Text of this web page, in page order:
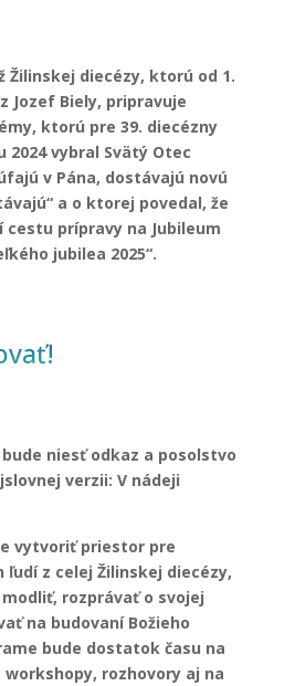
Žilinskej diecézy, ktorú od 1.
Jozef Biely, pripravuje
ktorú pre 39. diecézny
2024 vybral Svätý Otec
v Pána, dostávajú novú
a o ktorej povedal, že
prípravy na Jubileum
jubilea 2025“.
niesť odkaz a posolstvo
verzii: V nádeji
vytvoriť priestor pre
z celej Žilinskej diecézy,
rozprávať o svojej
na budovaní Božieho
bude dostatok času na
rozhovory aj na